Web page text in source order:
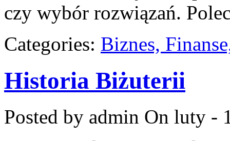
czy wybór rozwiązań.
Categories: Biznes,
Historia Biżuterii
Posted by admin On luty -